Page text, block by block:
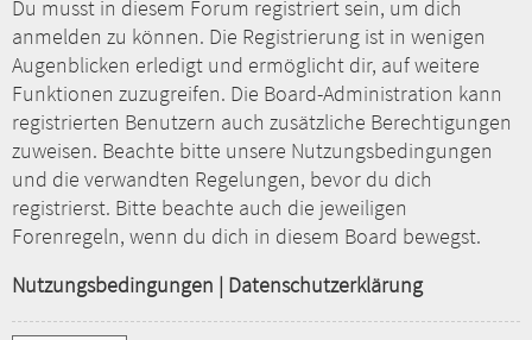
Du musst in diesem Forum registriert sein, um dich
anmelden zu können. Die Registrierung ist in wenigen
Augenblicken erledigt und ermöglicht dir, auf weitere
Funktionen zuzugreifen. Die Board-Administration kann
registrierten Benutzern auch zusätzliche Berechtigungen
zuweisen. Beachte bitte unsere Nutzungsbedingungen
und die verwandten Regelungen, bevor du dich
registrierst. Bitte beachte auch die jeweiligen
Forenregeln, wenn du dich in diesem Board bewegst.
Nutzungsbedingungen | Datenschutzerklärung